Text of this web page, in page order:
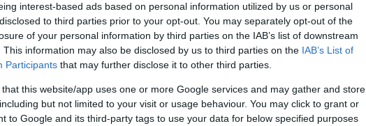
interest-based ads based on personal information utilized by us or personal
to third parties prior to your opt-out. You may separately opt-out of the
of your personal information by third parties on the IAB’s list of downstream
This information may also be disclosed by us to third parties on the IAB’s List of
Participants that may further disclose it to other third parties.
that this website/app uses one or more Google services and may gather and store
but not limited to your visit or usage behaviour. You may click to grant or
to Google and its third-party tags to use your data for below specified purposes